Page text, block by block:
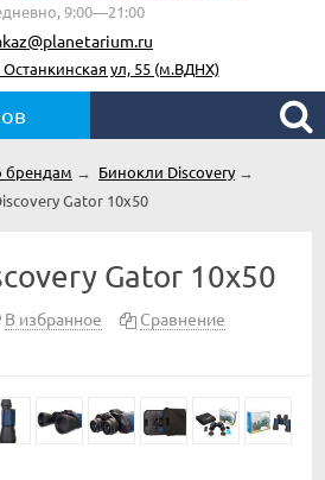
9:00—21:00
Останкинская ул, 55 (м.ВДНХ)
брендам → Бинокли Discovery→
Gator 10x50
Gator 10x50
В избранное Сравнение